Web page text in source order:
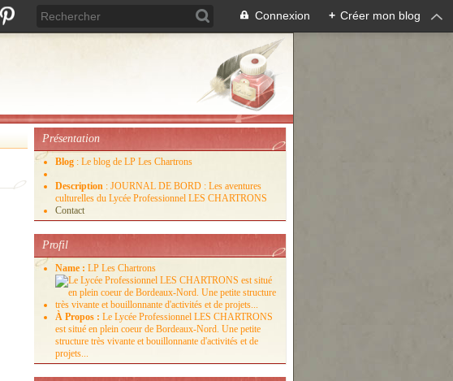
Connexion + Créer mon blog
Présentation
Blog : Le blog de LP Les Chartrons
Description : JOURNAL DE BORD : Les aventures
culturelles du Lycée Professionnel LES CHARTRONS
Contact
Profil
Name : LP Les Chartrons
À Propos : Le Lycée Professionnel LES CHARTRONS
est situé en plein coeur de Bordeaux-Nord. Une petite
structure très vivante et bouillonnante d'activités et de
projets...